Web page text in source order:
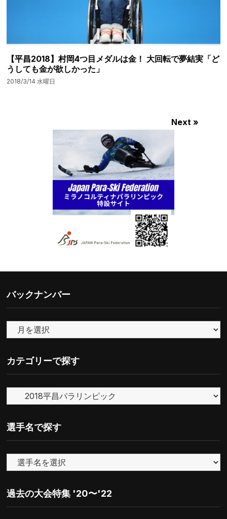
【平昌2018】村岡4つ目メダルは金！ 大回転で夢結実「ど
うしても金が欲しかった」
2018/3/14 水曜日
Next »
バックナンバー
ッ
ナ
カテゴリーで探す
テ
ゴ
リ
す
選手名で探す
過去の大会特集 '20〜'22